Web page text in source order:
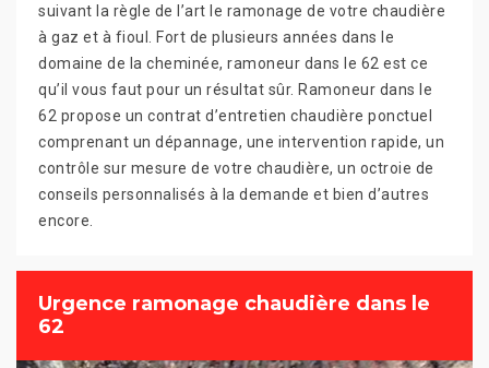
suivant la règle de l’art le ramonage de votre chaudière
à gaz et à fioul. Fort de plusieurs années dans le
domaine de la cheminée, ramoneur dans le 62 est ce
qu’il vous faut pour un résultat sûr. Ramoneur dans le
62 propose un contrat d’entretien chaudière ponctuel
comprenant un dépannage, une intervention rapide, un
contrôle sur mesure de votre chaudière, un octroie de
conseils personnalisés à la demande et bien d’autres
encore.
Urgence ramonage chaudière dans le
62